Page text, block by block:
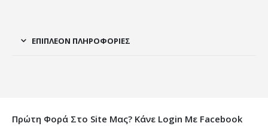
ΕΠΙΠΛΈΟΝ ΠΛΗΡΟΦΟΡΊΕΣ
Πρώτη Φορά Στο Site Μας? Κάνε Login Με Facebook